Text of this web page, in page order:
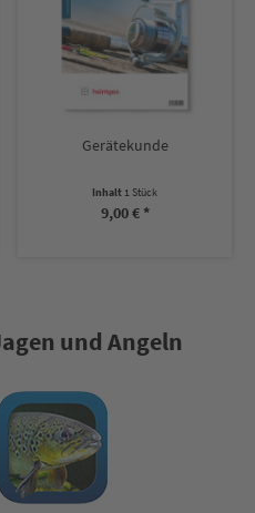
Gerätekunde
Inhalt 1 Stück
9,00 € *
und Angeln